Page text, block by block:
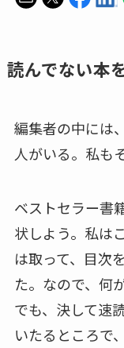
読んでない本
編集者の中には
人がいる。私も
ベストセラー書
状しよう。私は
は取って、目次
た。なので、何
でも、決して速
いたるところで